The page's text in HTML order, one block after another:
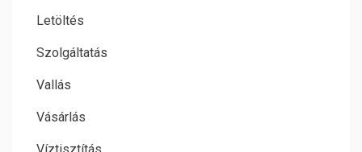
Letöltés
Szolgáltatás
Vallás
Vásárlás
Víztisztítás